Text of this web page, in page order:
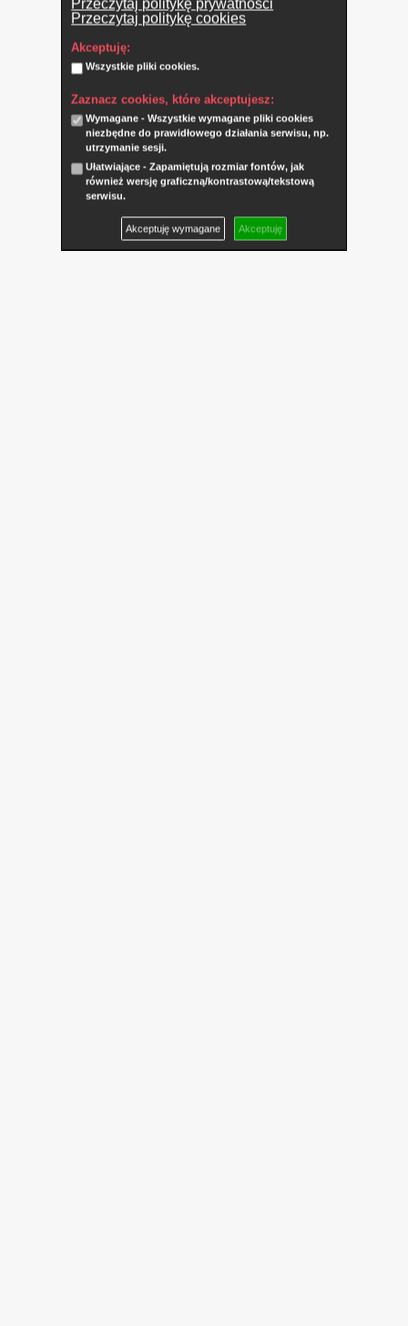
Przeczytaj politykę prywatności
Przeczytaj politykę cookies
Akceptuję:
Wszystkie pliki cookies.
Zaznacz cookies, które akceptujesz:
Wymagane - Wszystkie wymagane pliki cookies
niezbędne do prawidłowego działania serwisu, np.
utrzymanie sesji.
Ułatwiające - Zapamiętują rozmiar fontów, jak
również wersję graficzną/kontrastową/tekstową
serwisu.
Akceptuję wymagane Akceptuję